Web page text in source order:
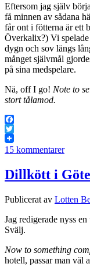
Eftersom jag själv
få minnen av sådana
får ont i fötterna är ett
Överkalix?) Vi
dygn och sov längs
månget självmål
på sina medspelare.
Nä, off I go! Note to
stort tålamod.
Facebook
Twitter
15 kommentarer
Dillkött i
Publicerat av Lotten
Jag redigerade nyss
Svälj.
Now to something
hotell, passar man väl